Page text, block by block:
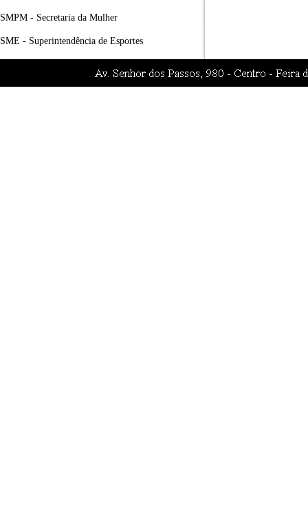
SMPM - Secretaria da Mulher
SME - Superintendência de Esportes